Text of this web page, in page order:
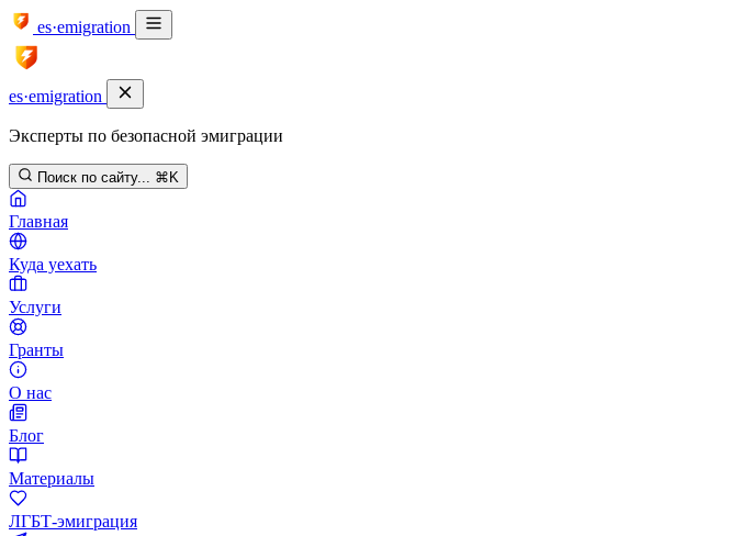
es·emigration
es·emigration
Эксперты по безопасной эмиграции
Поиск по сайту... ⌘K
Главная
Куда уехать
Услуги
Гранты
О нас
Блог
Материалы
ЛГБТ-эмиграция